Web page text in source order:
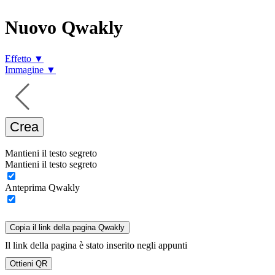
Nuovo Qwakly
Effetto ▼
Immagine ▼
Crea
Mantieni il testo segreto
Mantieni il testo segreto
Anteprima Qwakly
Copia il link della pagina Qwakly
Il link della pagina è stato inserito negli appunti
Ottieni QR